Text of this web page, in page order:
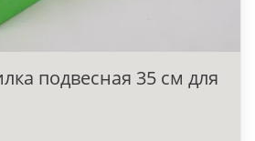
подвесная 35 см для